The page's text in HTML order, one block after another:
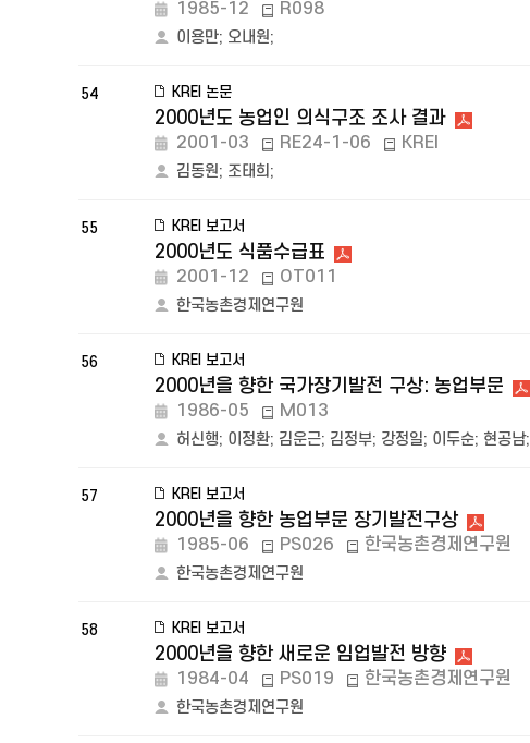
1985-12 R098
이용만; 오내원;
54 KREI 논문
2000년도 농업인 의식구조 조사 결과
2001-03 RE24-1-06 KREI
김동원; 조태희 ;
55 KREI 보고서
2000년도 식품수급표
2001-12 OT011
한국농촌경제연구원
56 KREI 보고서
2000년을 향한 국가장기발전 구상: 농업부문
1986-05 M013
허신행; 이정환; 김운근; 김정부; 강정일; 이두순; 현공남;
57 KREI 보고서
2000년을 향한 농업부문 장기발전구상
1985-06 PS026 한국농촌경제연구원
한국농촌경제연구원
58 KREI 보고서
2000년을 향한 새로운 임업발전 방향
1984-04 PS019 한국농촌경제연구원
한국농촌경제연구원